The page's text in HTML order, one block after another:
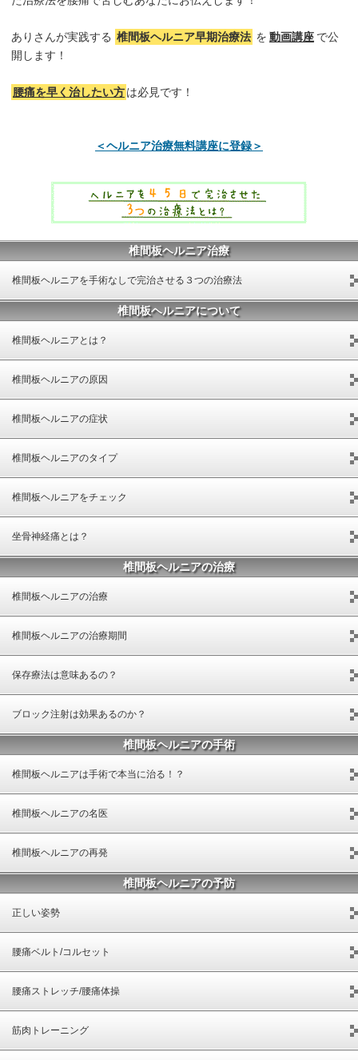
ありさんが実践する 椎間板ヘルニア早期治療法 を 動画講座 で公
開します！
腰痛を早く治したい方は必見です！
＜ヘルニア治療無料講座に登録＞
椎間板ヘルニア治療
椎間板ヘルニアを手術なしで完治させる３つの治療法
椎間板ヘルニアについて
椎間板ヘルニアとは？
椎間板ヘルニアの原因
椎間板ヘルニアの症状
椎間板ヘルニアのタイプ
椎間板ヘルニアをチェック
坐骨神経痛とは？
椎間板ヘルニアの治療
椎間板ヘルニアの治療
椎間板ヘルニアの治療期間
保存療法は意味あるの？
ブロック注射は効果あるのか？
椎間板ヘルニアの手術
椎間板ヘルニアは手術で本当に治る！？
椎間板ヘルニアの名医
椎間板ヘルニアの再発
椎間板ヘルニアの予防
正しい姿勢
腰痛ベルト/コルセット
腰痛ストレッチ/腰痛体操
筋肉トレーニング